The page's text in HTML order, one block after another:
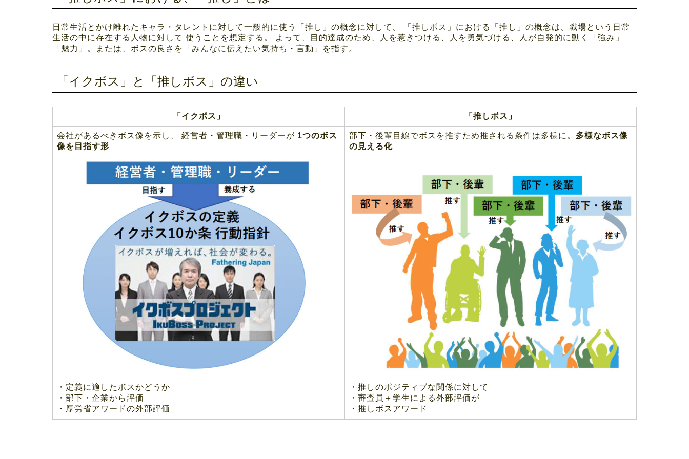
日常生活とかけ離れたキャラ・タレントに対して一般的に使う「推し」の概念に対して、 「推しボス」における「推し」の概念は、職場という日常
生活の中に存在する人物に対して 使うことを想定する。 よって、目的達成のため、人を惹きつける、人を勇気づける、人が自発的に動く「強み」
「魅力」。または、ボスの良さを「みんなに伝えたい気持ち・言動」を指す。
「イクボス」と「推しボス」の違い
「イクボス」 「推しボス」
会社があるべきボス像を示し、 経営者・管理職・リーダーが 1つのボス
像を目指す形
・定義に適したボスかどうか
・ 部下・企業から評価
・ 厚労省アワードの外部評価
部下・後輩目線でボスを推すため推される条件は多様に。 多様なボス像
の見える化
・推しのポジティブな関係に対して
・ 審査員＋ 学生による外部評価が
・ 推しボスアワード